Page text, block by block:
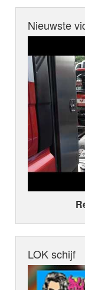
Nieuwste
LOK schijf